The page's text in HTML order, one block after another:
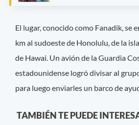
El lugar, conocido como Fanadik, se
km al sudoeste de Honolulu, de la
de Hawai. Un avión de la Guardia
estadounidense logró divisar al
para luego enviarles un barco de
TAMBIÉN TE PUEDE